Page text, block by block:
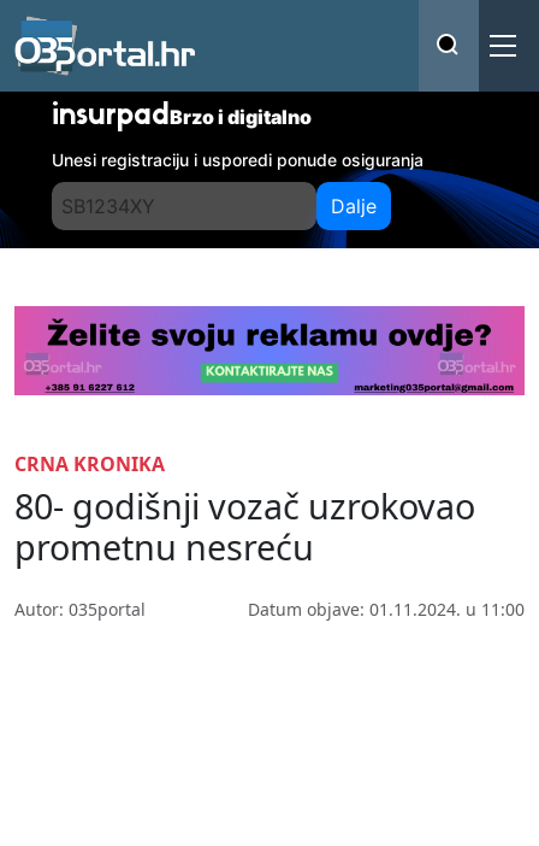
insurpadBrzo i digitalno
Unesi registraciju i usporedi ponude osiguranja
Dalje
CRNA KRONIKA
80- godišnji vozač uzrokovao
prometnu nesreću
Autor: 035portal Datum objave: 01.11.2024. u 11:00